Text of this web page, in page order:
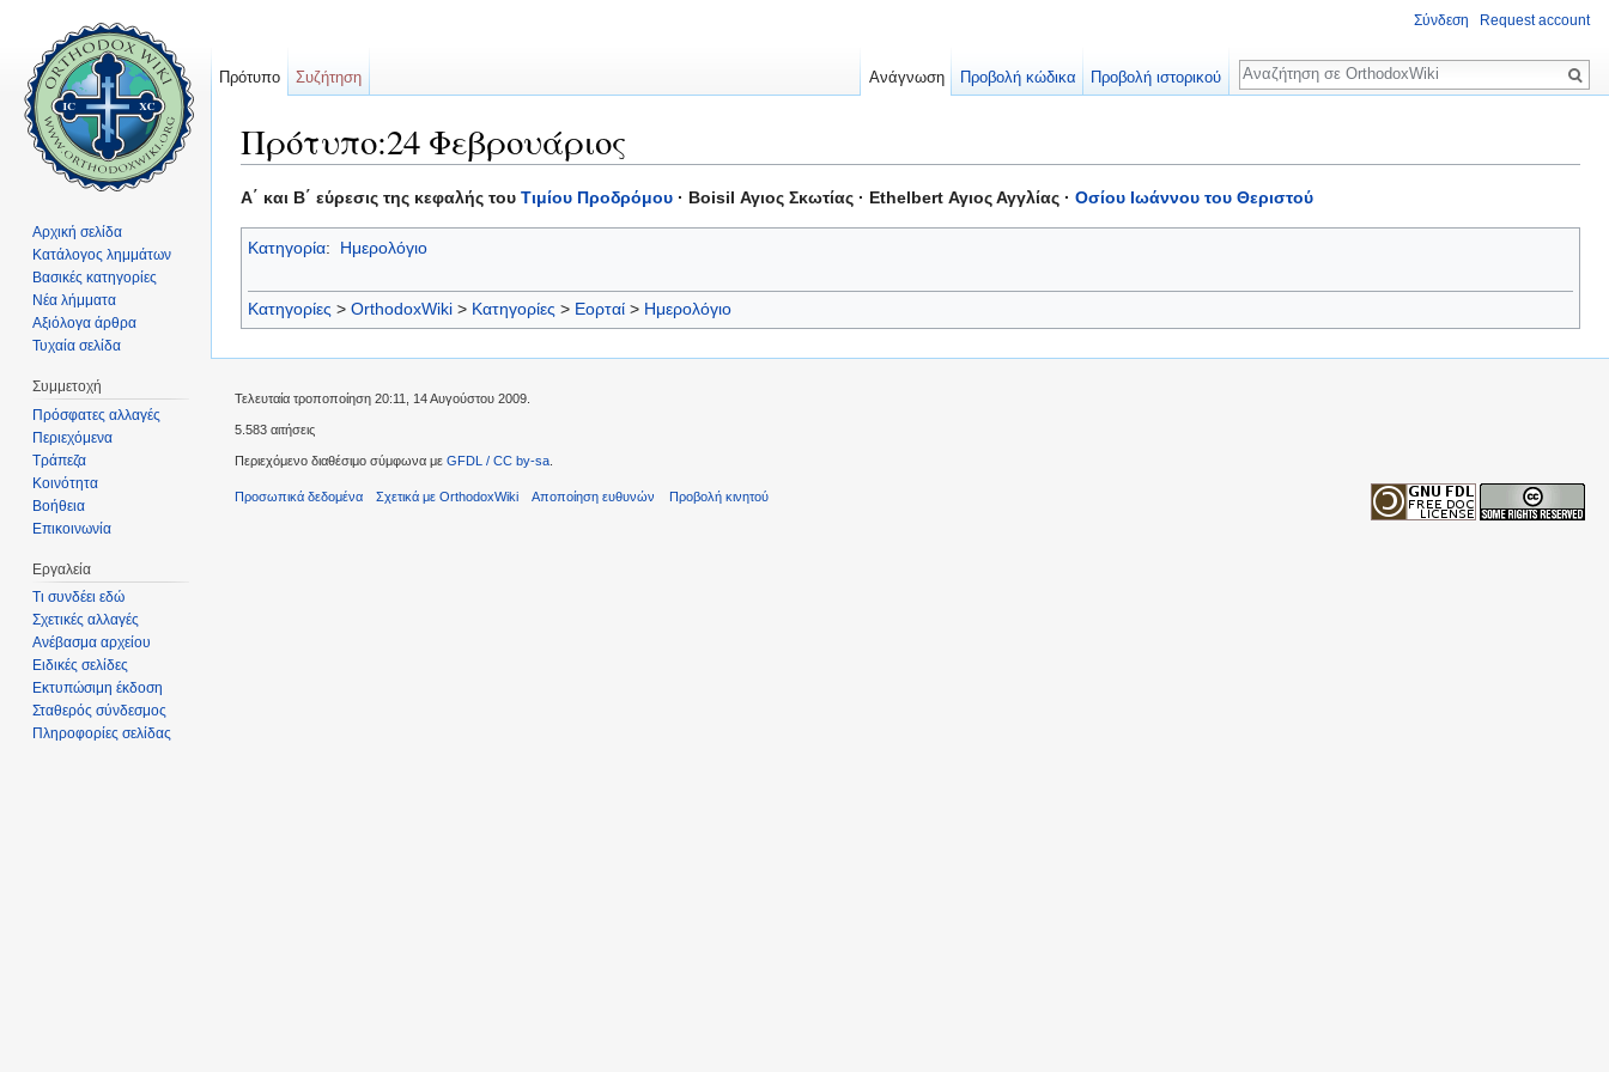
Πρότυπο:24 Φεβρουάριος
Α΄ και Β΄ εύρεσις της κεφαλής του Τιμίου Προδρόμου · Boisil Αγιος Σκωτίας · Ethelbert Αγιος Αγγλίας · Οσίου Ιωάννου του Θεριστού
Κατηγορία: Ημερολόγιο
Κατηγορίες > OrthodoxWiki > Κατηγορίες > Εορταί > Ημερολόγιο
Σύνδεση Request account
Πρότυπο Συζήτηση Ανάγνωση Προβολή κώδικα Προβολή ιστορικού
Αναζήτηση
Αρχική σελίδα
Κατάλογος λημμάτων
Βασικές κατηγορίες
Νέα λήμματα
Αξιόλογα άρθρα
Τυχαία σελίδα
Συμμετοχή
Πρόσφατες αλλαγές
Περιεχόμενα
Τράπεζα
Κοινότητα
Βοήθεια
Επικοινωνία
Εργαλεία
Τι συνδέει εδώ
Σχετικές αλλαγές
Ανέβασμα αρχείου
Ειδικές σελίδες
Εκτυπώσιμη έκδοση
Σταθερός σύνδεσμος
Πληροφορίες σελίδας
Τελευταία τροποποίηση 20:11, 14 Αυγούστου 2009.
5.583 αιτήσεις
Περιεχόμενο διαθέσιμο σύμφωνα με GFDL / CC by-sa
Προσωπικά δεδομένα Σχετικά με OrthodoxWiki Αποποίηση ευθυνών Προβολή κινητού